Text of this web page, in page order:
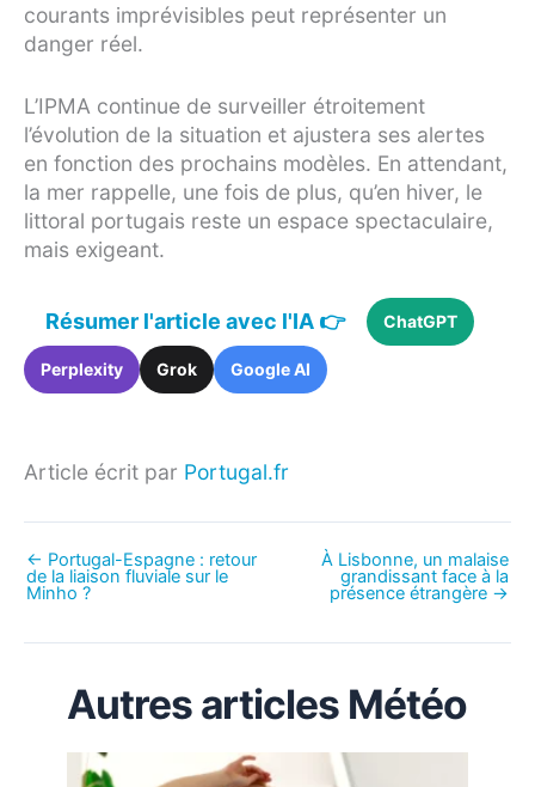
courants imprévisibles peut représenter un
danger réel.
L’IPMA continue de surveiller étroitement
l’évolution de la situation et ajustera ses alertes
en fonction des prochains modèles. En attendant,
la mer rappelle, une fois de plus, qu’en hiver, le
littoral portugais reste un espace spectaculaire,
mais exigeant.
Résumer l'article avec l'IA 👉 ChatGPT
Perplexity Grok Google AI
Article écrit par Portugal.fr
← Portugal-Espagne : retour
de la liaison fluviale sur le
Minho ?
À Lisbonne, un malaise
grandissant face à la
présence étrangère →
Autres articles Météo